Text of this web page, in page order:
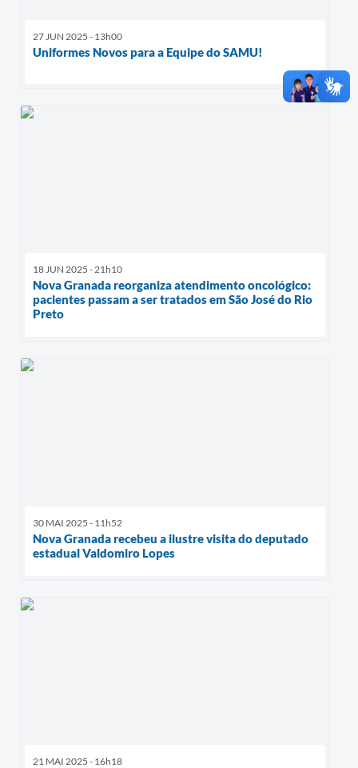
27 JUN 2025 - 13h00
Uniformes Novos para a Equipe do SAMU!
18 JUN 2025 - 21h10
Nova Granada reorganiza atendimento oncológico:
pacientes passam a ser tratados em São José do Rio
Preto
30 MAI 2025 - 11h52
Nova Granada recebeu a ilustre visita do deputado
estadual Valdomiro Lopes
21 MAI 2025 - 16h18